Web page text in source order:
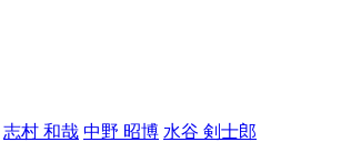
志村 和哉 中野 昭博 水谷 剣士郎